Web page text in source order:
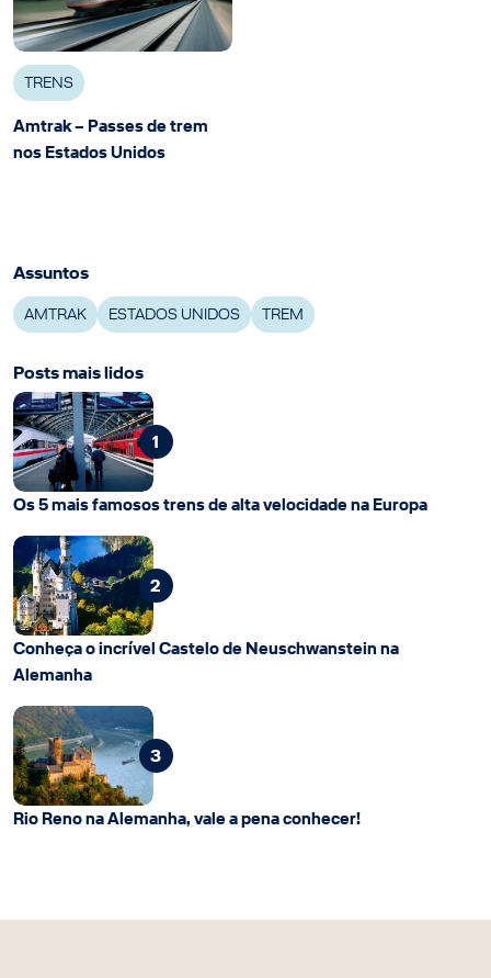
TRENS
Amtrak – Passes de trem
nos Estados Unidos
Assuntos
AMTRAK ESTADOS UNIDOS TREM
Posts mais lidos
1
Os 5 mais famosos trens de alta velocidade na Europa
2
Conheça o incrível Castelo de Neuschwanstein na
Alemanha
3
Rio Reno na Alemanha, vale a pena conhecer!